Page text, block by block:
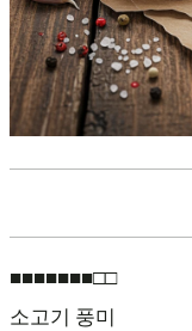
■■■■■■■□□
소고기 풍미